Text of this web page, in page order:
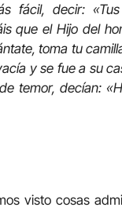
fácil, decir:
que el Hijo del
toma tu
y se fue a su
temor, decían:
visto cosas